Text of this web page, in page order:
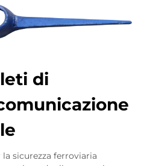
di
sicurezza ferroviaria